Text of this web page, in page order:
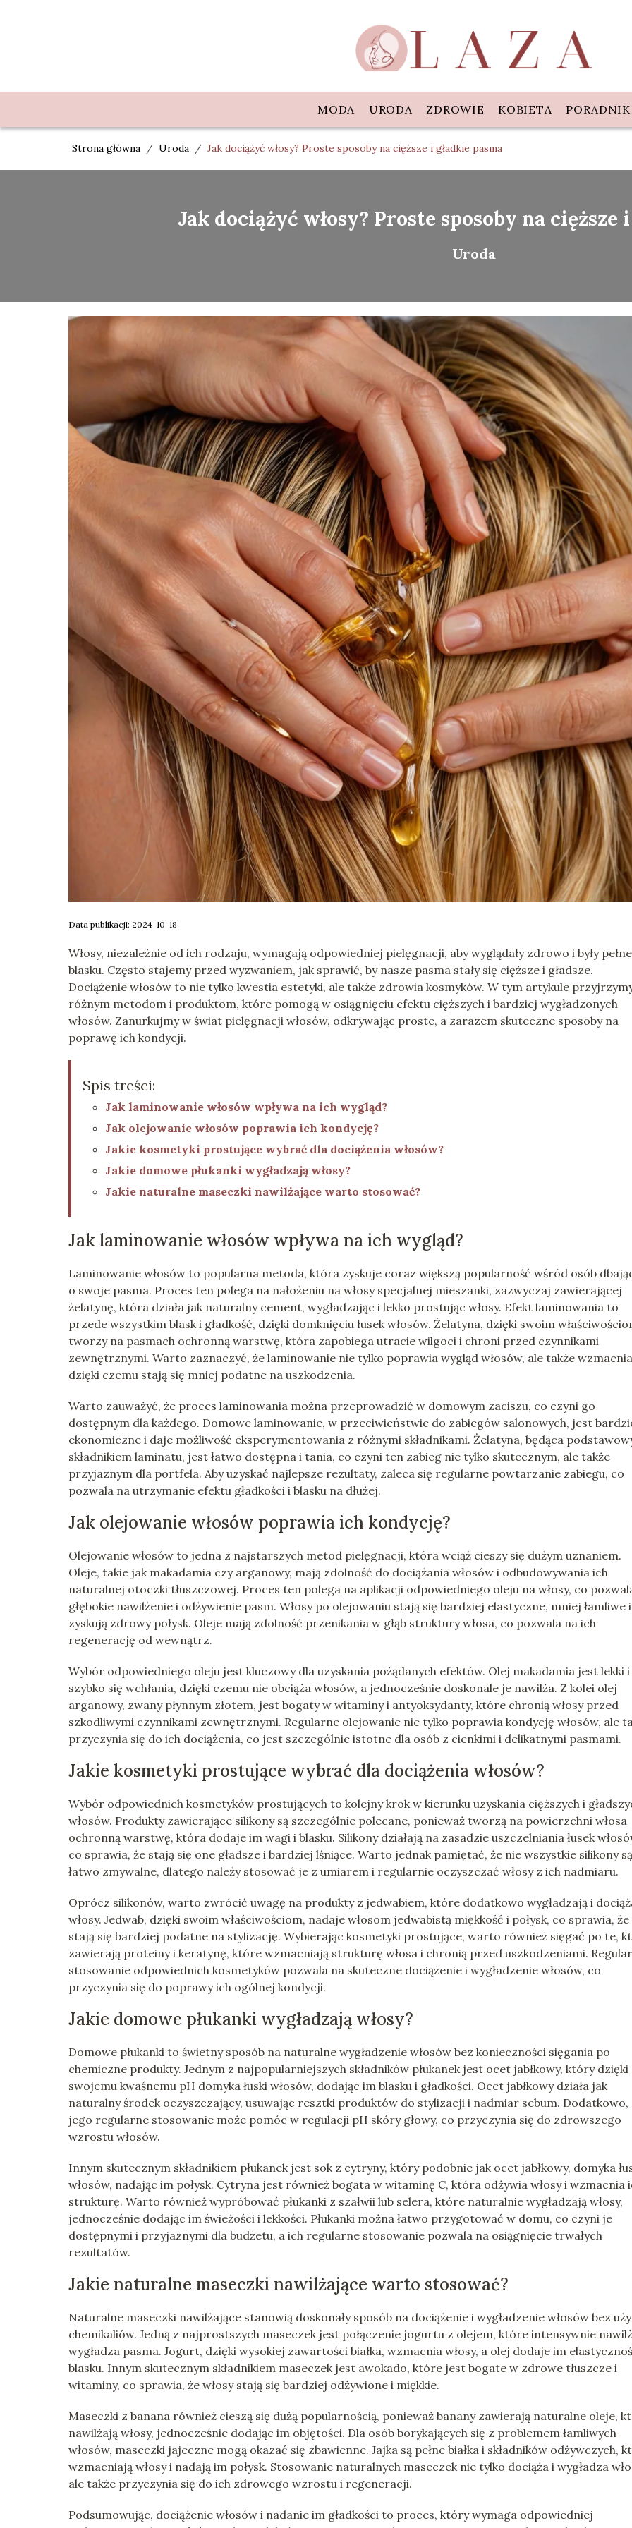
MODA URODA ZDROWIE KOBIETA PORADNIK
Strona główna / Uroda / Jak dociążyć włosy? Proste sposoby na cięższe i gładkie pasma
Jak dociążyć włosy? Proste sposoby na cięższe
Uroda
Data publikacji: 2024-10-18
Włosy, niezależnie od ich rodzaju, wymagają odpowiedniej pielęgnacji, aby wyglądały zdrowo i były pełne
blasku. Często stajemy przed wyzwaniem, jak sprawić, by nasze pasma stały się cięższe i gładsze.
Dociążenie włosów to nie tylko kwestia estetyki, ale także zdrowia kosmyków. W tym artykule
różnym metodom i produktom, które pomogą w osiągnięciu efektu cięższych i bardziej wygładzonych
włosów. Zanurkujmy w świat pielęgnacji włosów, odkrywając proste, a zarazem skuteczne sposoby na
poprawę ich kondycji.
Spis treści:
Jak laminowanie włosów wpływa na ich wygląd?
Jak olejowanie włosów poprawia ich kondycję?
Jakie kosmetyki prostujące wybrać dla dociążenia włosów?
Jakie domowe płukanki wygładzają włosy?
Jakie naturalne maseczki nawilżające warto stosować?
Jak laminowanie włosów wpływa na ich wygląd?
Laminowanie włosów to popularna metoda, która zyskuje coraz większą popularność wśród osób
o swoje pasma. Proces ten polega na nałożeniu na włosy specjalnej mieszanki, zazwyczaj zawierającej
żelatynę, która działa jak naturalny cement, wygładzając i lekko prostując włosy. Efekt laminowania to
przede wszystkim blask i gładkość, dzięki domknięciu łusek włosów. Żelatyna, dzięki swoim
tworzy na pasmach ochronną warstwę, która zapobiega utracie wilgoci i chroni przed czynnikami
zewnętrznymi. Warto zaznaczyć, że laminowanie nie tylko poprawia wygląd włosów, ale także
dzięki czemu stają się mniej podatne na uszkodzenia.
Warto zauważyć, że proces laminowania można przeprowadzić w domowym zaciszu, co czyni go
dostępnym dla każdego. Domowe laminowanie, w przeciwieństwie do zabiegów salonowych, jest
ekonomiczne i daje możliwość eksperymentowania z różnymi składnikami. Żelatyna, będąca
składnikiem laminatu, jest łatwo dostępna i tania, co czyni ten zabieg nie tylko skutecznym, ale także
przyjaznym dla portfela. Aby uzyskać najlepsze rezultaty, zaleca się regularne powtarzanie zabiegu, co
pozwala na utrzymanie efektu gładkości i blasku na dłużej.
Jak olejowanie włosów poprawia ich kondycję?
Olejowanie włosów to jedna z najstarszych metod pielęgnacji, która wciąż cieszy się dużym uznaniem.
Oleje, takie jak makadamia czy arganowy, mają zdolność do dociążania włosów i odbudowywania ich
naturalnej otoczki tłuszczowej. Proces ten polega na aplikacji odpowiedniego oleju na włosy, co
głębokie nawilżenie i odżywienie pasm. Włosy po olejowaniu stają się bardziej elastyczne, mniej łamliwe i
zyskują zdrowy połysk. Oleje mają zdolność przenikania w głąb struktury włosa, co pozwala na ich
regenerację od wewnątrz.
Wybór odpowiedniego oleju jest kluczowy dla uzyskania pożądanych efektów. Olej makadamia jest lekki i
szybko się wchłania, dzięki czemu nie obciąża włosów, a jednocześnie doskonale je nawilża. Z kolei olej
arganowy, zwany płynnym złotem, jest bogaty w witaminy i antyoksydanty, które chronią włosy przed
szkodliwymi czynnikami zewnętrznymi. Regularne olejowanie nie tylko poprawia kondycję włosów, ale
przyczynia się do ich dociążenia, co jest szczególnie istotne dla osób z cienkimi i delikatnymi pasmami.
Jakie kosmetyki prostujące wybrać dla dociążenia włosów?
Wybór odpowiednich kosmetyków prostujących to kolejny krok w kierunku uzyskania cięższych i
włosów. Produkty zawierające silikony są szczególnie polecane, ponieważ tworzą na powierzchni włosa
ochronną warstwę, która dodaje im wagi i blasku. Silikony działają na zasadzie uszczelniania łusek
co sprawia, że stają się one gładsze i bardziej lśniące. Warto jednak pamiętać, że nie wszystkie silikony są
łatwo zmywalne, dlatego należy stosować je z umiarem i regularnie oczyszczać włosy z ich nadmiaru.
Oprócz silikonów, warto zwrócić uwagę na produkty z jedwabiem, które dodatkowo wygładzają i
włosy. Jedwab, dzięki swoim właściwościom, nadaje włosom jedwabistą miękkość i połysk, co sprawia, że
stają się bardziej podatne na stylizację. Wybierając kosmetyki prostujące, warto również sięgać po te,
zawierają proteiny i keratynę, które wzmacniają strukturę włosa i chronią przed uszkodzeniami.
stosowanie odpowiednich kosmetyków pozwala na skuteczne dociążenie i wygładzenie włosów, co
przyczynia się do poprawy ich ogólnej kondycji.
Jakie domowe płukanki wygładzają włosy?
Domowe płukanki to świetny sposób na naturalne wygładzenie włosów bez konieczności sięgania po
chemiczne produkty. Jednym z najpopularniejszych składników płukanek jest ocet jabłkowy, który dzięki
swojemu kwaśnemu pH domyka łuski włosów, dodając im blasku i gładkości. Ocet jabłkowy działa jak
naturalny środek oczyszczający, usuwając resztki produktów do stylizacji i nadmiar sebum. Dodatkowo,
jego regularne stosowanie może pomóc w regulacji pH skóry głowy, co przyczynia się do zdrowszego
wzrostu włosów.
Innym skutecznym składnikiem płukanek jest sok z cytryny, który podobnie jak ocet jabłkowy, domyka
włosów, nadając im połysk. Cytryna jest również bogata w witaminę C, która odżywia włosy i wzmacnia
strukturę. Warto również wypróbować płukanki z szałwii lub selera, które naturalnie wygładzają włosy,
jednocześnie dodając im świeżości i lekkości. Płukanki można łatwo przygotować w domu, co czyni je
dostępnymi i przyjaznymi dla budżetu, a ich regularne stosowanie pozwala na osiągnięcie trwałych
rezultatów.
Jakie naturalne maseczki nawilżające warto stosować?
Naturalne maseczki nawilżające stanowią doskonały sposób na dociążenie i wygładzenie włosów bez
chemikaliów. Jedną z najprostszych maseczek jest połączenie jogurtu z olejem, które intensywnie
wygładza pasma. Jogurt, dzięki wysokiej zawartości białka, wzmacnia włosy, a olej dodaje im
blasku. Innym skutecznym składnikiem maseczek jest awokado, które jest bogate w zdrowe tłuszcze i
witaminy, co sprawia, że włosy stają się bardziej odżywione i miękkie.
Maseczki z banana również cieszą się dużą popularnością, ponieważ banany zawierają naturalne oleje,
nawilżają włosy, jednocześnie dodając im objętości. Dla osób borykających się z problemem łamliwych
włosów, maseczki jajeczne mogą okazać się zbawienne. Jajka są pełne białka i składników odżywczych,
wzmacniają włosy i nadają im połysk. Stosowanie naturalnych maseczek nie tylko dociąża i wygładza
ale także przyczynia się do ich zdrowego wzrostu i regeneracji.
Podsumowując, dociążenie włosów i nadanie im gładkości to proces, który wymaga odpowiedniej